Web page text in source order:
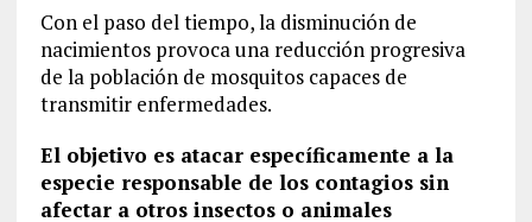
Con el paso del tiempo, la disminución de
nacimientos provoca una reducción progresiva
de la población de mosquitos capaces de
transmitir enfermedades.
El objetivo es atacar específicamente a la
especie responsable de los contagios sin
afectar a otros insectos o animales